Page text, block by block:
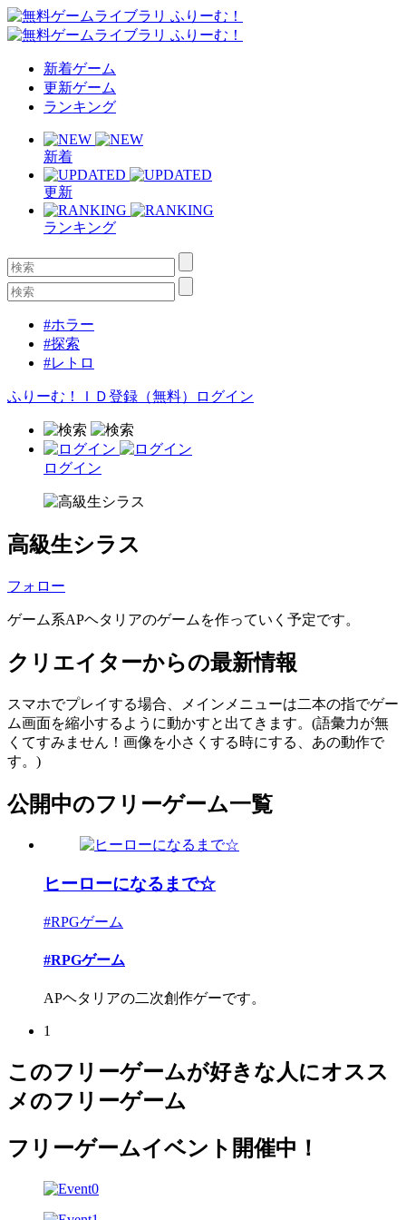
新着ゲーム
更新ゲーム
ランキング
新着
更新
ランキング
#ホラー
#探索
#レトロ
ふりーむ！ＩＤ登録（無料） ログイン
ログイン
高級生シラス
フォロー
ゲーム系APヘタリアのゲームを作っていく予定です。
クリエイターからの最新情報
スマホでプレイする場合、メインメニューは二本の指でゲー
ム画面を縮小するように動かすと出てきます。(語彙力が無
くてすみません！画像を小さくする時にする、あの動作で
す。)
公開中のフリーゲーム一覧
ヒーローになるまで☆
#RPGゲーム
#RPGゲーム
APヘタリアの二次創作ゲーです。
1
このフリーゲームが好きな人にオスス
メのフリーゲーム
フリーゲームイベント開催中！